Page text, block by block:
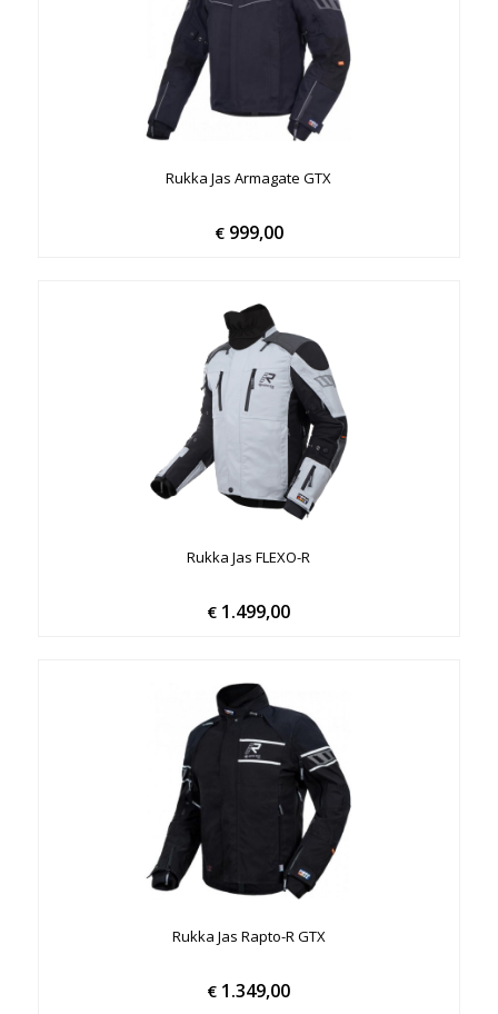
Rukka Jas Armagate GTX
€999,00
Rukka Jas FLEXO-R
€ 1.499,00
Rukka Jas Rapto-R GTX
€ 1.349,00